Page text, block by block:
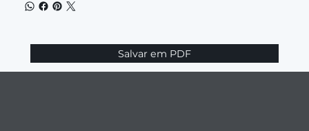
Salvar em PDF